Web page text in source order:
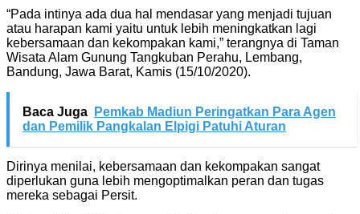
“Pada intinya ada dua hal mendasar yang menjadi tujuan
atau harapan kami yaitu untuk lebih meningkatkan lagi
kebersamaan dan kekompakan kami,” terangnya di Taman
Wisata Alam Gunung Tangkuban Perahu, Lembang,
Bandung, Jawa Barat, Kamis (15/10/2020).
Baca Juga
Pemkab Madiun Peringatkan Para Agen
dan Pemilik Pangkalan Elpigi Patuhi Aturan
Dirinya menilai, kebersamaan dan kekompakan sangat
diperlukan guna lebih mengoptimalkan peran dan tugas
mereka sebagai Persit.